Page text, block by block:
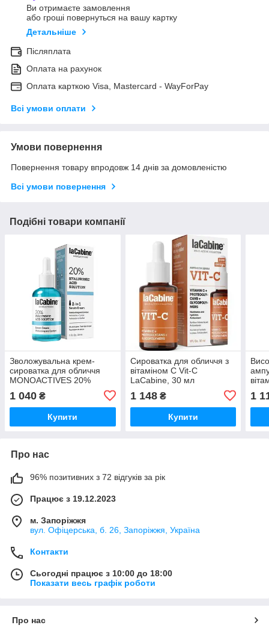
Ви отримаєте замовлення
або гроші повернуться на вашу картку
Детальніше
Післяплата
Оплата на рахунок
Оплата карткою Visa, Mastercard - WayForPay
Всі умови оплати
Умови повернення
Повернення товару впродовж 14 днів за домовленістю
Всі умови повернення
Подібні товари компанії
Зволожувальна крем-
сироватка для обличчя
MONOACTIVES 20%
SOLUTION SERUM-
CREAM LaCabine, 30 мл
1 040 ₴
Купити
Сироватка для обличчя з
вітаміном С Vit-C
LaCabine, 30 мл
1 148₴
Купити
1
Про нас
96% позитивних з 72 відгуків за рік
Працює з 19.12.2023
м. Запоріжжя
вул. Офіцерська, б. 26, Запоріжжя, Україна
Контакти
Сьогодні працює з 10:00 до 18:00
Показати весь графік роботи
Про нас